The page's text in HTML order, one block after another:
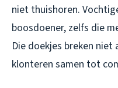
niet thuishoren.
boosdoener, zelfs die
Die doekjes breken
klonteren samen tot